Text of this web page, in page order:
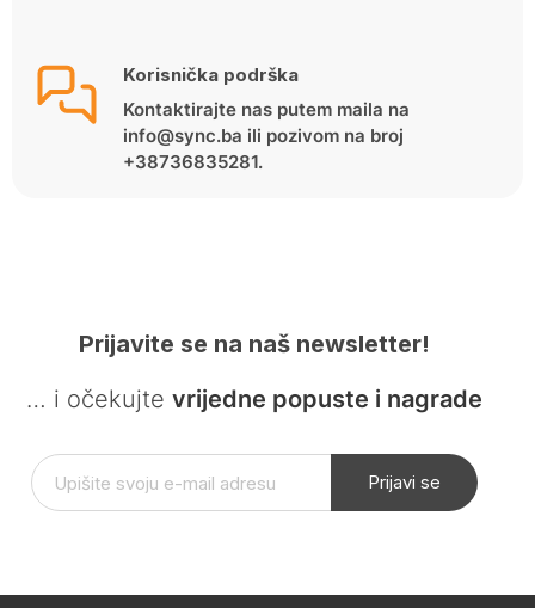
Korisnička podrška
Kontaktirajte nas putem maila na
info@sync.ba ili pozivom na broj
+38736835281.
Prijavite se na naš newsletter!
… i očekujte vrijedne popuste i nagrade
Prijavi se